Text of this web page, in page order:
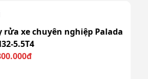
rửa xe chuyên nghiệp Palada
5.5T4